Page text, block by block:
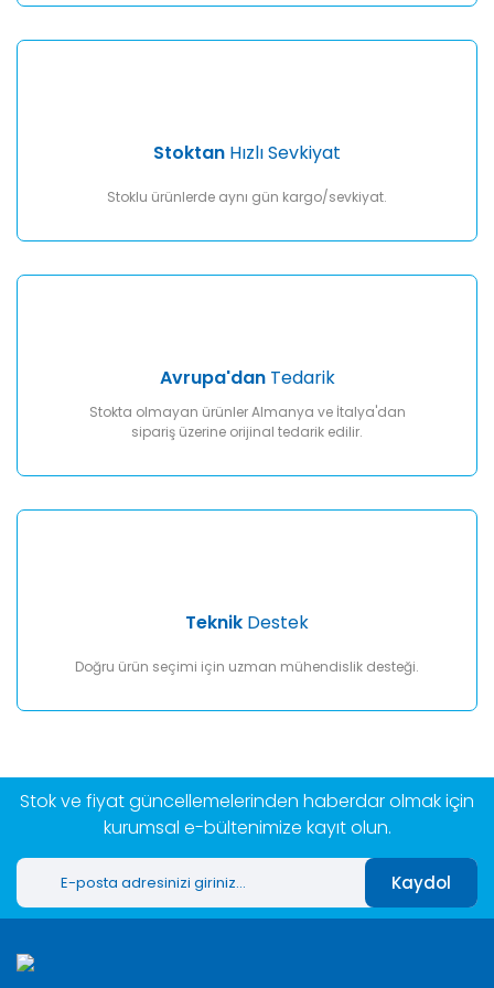
Stoktan Hızlı Sevkiyat
Stoklu ürünlerde aynı gün kargo/sevkiyat.
Avrupa'danTedarik
Stokta olmayan ürünler Almanya ve İtalya'dan
sipariş üzerine orijinal tedarik edilir.
Teknik Destek
Doğru ürün seçimi için uzman mühendislik desteği.
Stok ve fiyat güncellemelerinden haberdar olmak için
kurumsal e-bültenimize kayıt olun.
Kaydol